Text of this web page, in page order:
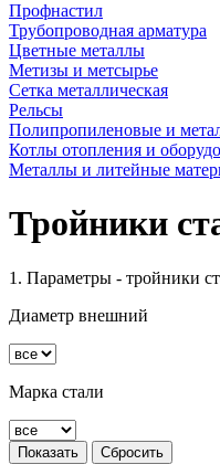
Профнастил
Трубопроводная арматура
Цветные металлы
Метизы и метсырье
Сетка металлическая
Рельсы
Полипропиленовые и
Котлы отопления и
Металлы и литейные
Тройники
1. Параметры - тройники
Диаметр внешний
Марка стали